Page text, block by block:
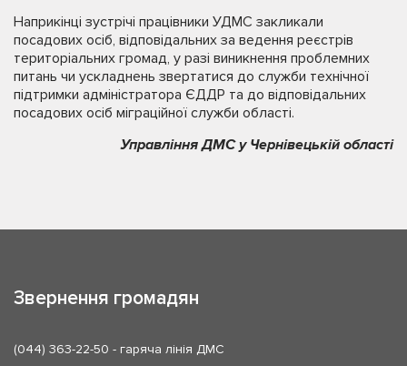
Наприкінці зустрічі працівники УДМС закликали
посадових осіб, відповідальних за ведення реєстрів
територіальних громад, у разі виникнення проблемних
питань чи ускладнень звертатися до служби технічної
підтримки адміністратора ЄДДР та до відповідальних
посадових осіб міграційної служби області.
Управління ДМС у Чернівецькій області
Звернення громадян
(044) 363-22-50 - гаряча лінія ДМС